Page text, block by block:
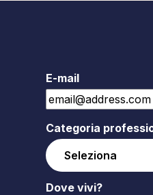
E-mail
Categoria
Dove vivi?